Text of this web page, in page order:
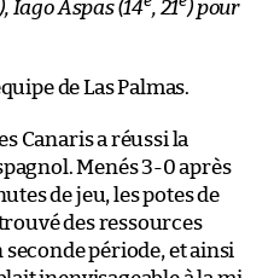
), Iago Aspas (14 , 21 ) pour
de Las Palmas.
Canaris a réussi la
Menés 3-0 après
de jeu, les potes de
des ressources
période, et ainsi